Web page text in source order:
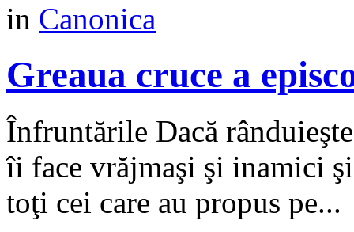
in Canonica
Greaua cruce a
Înfruntările Dacă
îi face vrăjmaşi şi inamici
toţi cei care au propus pe...